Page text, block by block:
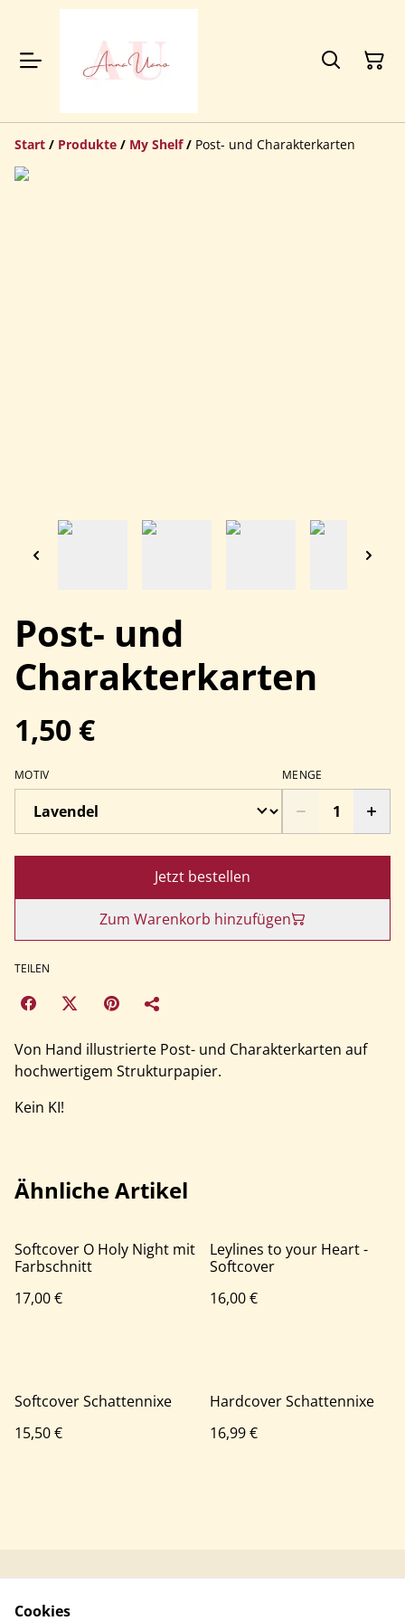
Start / Produkte / My Shelf / Post- und Charakterkarten
Post- und
Charakterkarten
1,50 €
MOTIV MENGE
Jetzt bestellen
Zum Warenkorb hinzufügen
TEILEN
Von Hand illustrierte Post- und Charakterkarten auf
hochwertigem Strukturpapier.
Kein KI!
Ähnliche Artikel
Softcover O Holy Night mit
Farbschnitt
17,00 €
Leylines to your Heart -
Softcover
16,00 €
Softcover Schattennixe
15,50 €
Hardcover Schattennixe
16,99 €
Cookies